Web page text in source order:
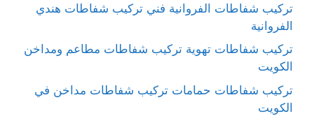
تركيب شفاطات الفروانية فني تركيب شفاطات هندي
الفروانية
تركيب شفاطات تهوية تركيب شفاطات مطاعم ومداخن
الكويت
تركيب شفاطات حمامات تركيب شفاطات مداخن في
الكويت